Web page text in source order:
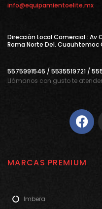
info@equipamientoelite.mx
Direcciòn Local Comercial : Av
Roma Norte Del. Cuauhtemoc
5575991546 / 5535519721 /
Llámanos con gusto te
MARCAS PREMIUM
Imbera